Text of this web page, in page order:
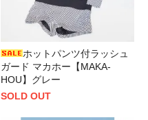
ホットパンツ付ラッシュ
ガード マカホー【MAKA-
HOU】グレー
SOLD OUT